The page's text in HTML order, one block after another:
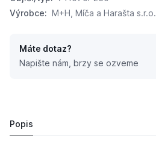
Výrobce: M+H, Míča a Harašta s.r.o.
Máte dotaz?
Napište nám, brzy se ozveme
Popis